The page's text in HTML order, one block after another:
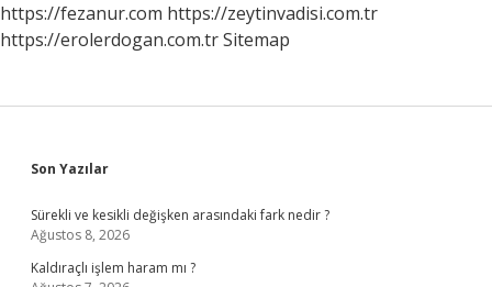
https://fezanur.com https://zeytinvadisi.com.tr
https://erolerdogan.com.trSitemap
Sidebar
Son Yazılar
Sürekli ve kesikli değişken arasındaki fark nedir ?
Ağustos 8, 2026
Kaldıraçlı işlem haram mı ?